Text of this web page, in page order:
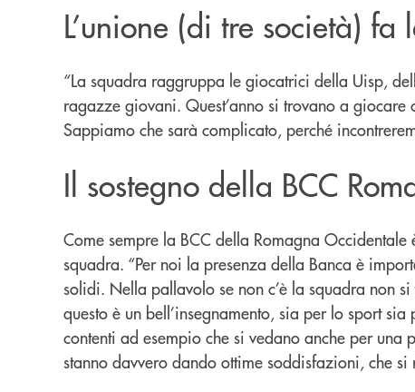
L’unione (di tre società) fa
“La squadra raggruppa le giocatrici della Uisp,
ragazze giovani. Quest’anno si trovano a
Sappiamo che sarà complicato, perché
Il sostegno della BCC
Come sempre la BCC della Romagna
squadra. “Per noi la presenza della Banca è
solidi. Nella pallavolo se non c’è la squadra non
questo è un bell’insegnamento, sia per lo sport
contenti ad esempio che si vedano anche per
stanno davvero dando ottime soddisfazioni, che